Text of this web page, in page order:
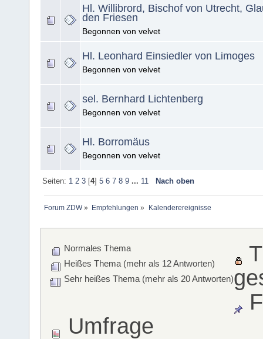
Hl. Willibrord, Bischof von Utrecht,
den Friesen
Begonnen von velvet
Hl. Leonhard Einsiedler von Limoges
Begonnen von velvet
sel. Bernhard Lichtenberg
Begonnen von velvet
Hl. Borromäus
Begonnen von velvet
Seiten: 1 2 3[4] 5 6 7 8 9 ... 11 Nach oben
Forum ZDW» Empfehlungen » Kalenderereignisse
Normales Thema
Heißes Thema (mehr als 12 Antworten)
Sehr heißes Thema (mehr als 20 Antworten)
Umfrage